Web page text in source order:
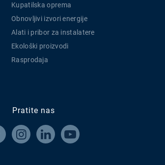
Kupatilska oprema
Obnovljivi izvori energije
Alati i pribor za instalatere
Ekološki proizvodi
Rasprodaja
Pratite nas
  